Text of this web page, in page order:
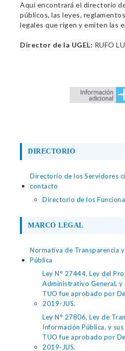
Aquí encontrará el directorio
públicos, las leyes,
legales que rigen y emiten las
Director de la UGEL: RUFO
DIRECTORIO
Directorio de los Servidores
contacto
Directorio de los
MARCO LEGAL
Normativa de Transparencia
Pública
Ley N° 27444, Ley del
Administrativo General, y
TUO fue aprobado por
2019-JUS.
Ley N° 27806, Ley de
Información Pública, y
TUO fue aprobado por
2019-JUS.